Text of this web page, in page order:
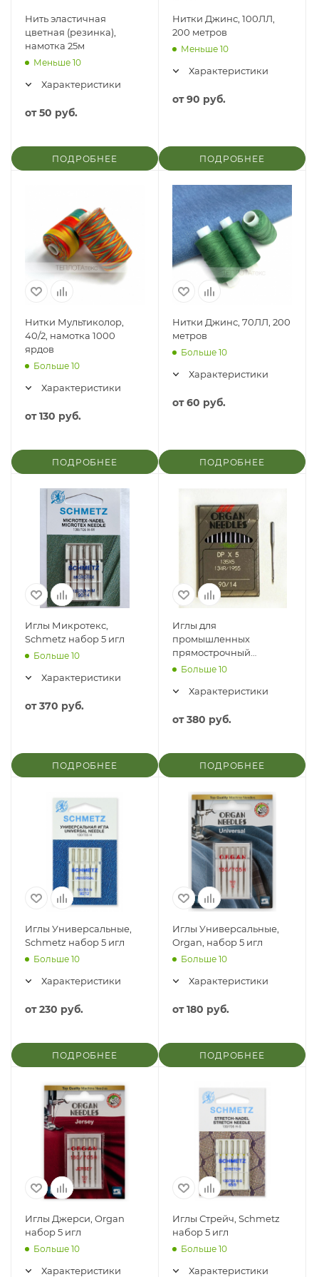
Нить эластичная
цветная (резинка),
намотка 25м
Меньше 10
Характеристики
от50 руб.
ПОДРОБНЕЕ
Нитки Джинс, 100ЛЛ,
200 метров
Меньше 10
Характеристики
от90 руб.
ПОДРОБНЕЕ
Нитки Мультиколор,
40/2, намотка 1000
ярдов
Больше 10
Характеристики
от130 руб.
ПОДРОБНЕЕ
Нитки Джинс, 70ЛЛ, 200
метров
Больше 10
Характеристики
от60 руб.
ПОДРОБНЕЕ
Иглы Микротекс,
Schmetz набор 5 игл
Больше 10
Характеристики
от370 руб.
ПОДРОБНЕЕ
Иглы для
промышленных
прямострочный
швейных машин
набор 10 игл
Больше 10
Характеристики
от380 руб.
ПОДРОБНЕЕ
Иглы Универсальные,
Schmetz набор 5 игл
Больше 10
Характеристики
от230 руб.
ПОДРОБНЕЕ
Иглы Универсальные,
Organ, набор 5 игл
Больше 10
Характеристики
от180 руб.
ПОДРОБНЕЕ
Иглы Джерси, Organ
набор 5 игл
Больше 10
Характеристики
Иглы Стрейч, Schmetz
набор 5 игл
Больше 10
Характеристики